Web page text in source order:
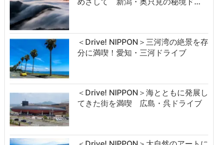
＜Drive! NIPPON＞三河湾の絶景を存
分に満喫！愛知・三河ドライブ
＜Drive! NIPPON＞海とともに発展し
てきた街を満喫 広島・呉ドライブ